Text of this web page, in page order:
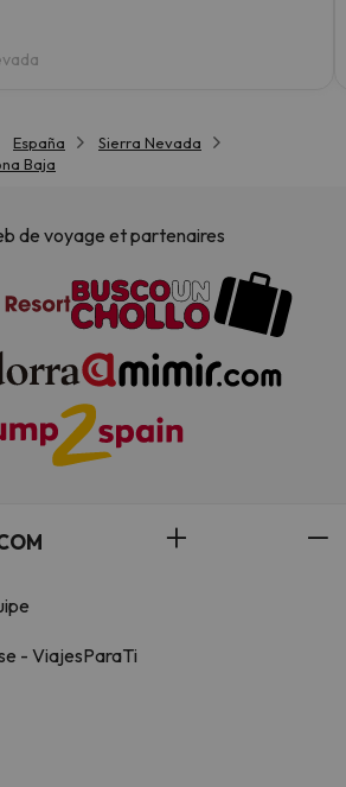
España
Sierra Nevada
Baja
de voyage et partenaires
- ViajesParaTi